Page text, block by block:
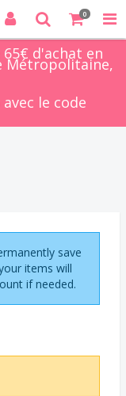
d'achat en
Métropolitaine,
le code
0
save
items will
if needed.